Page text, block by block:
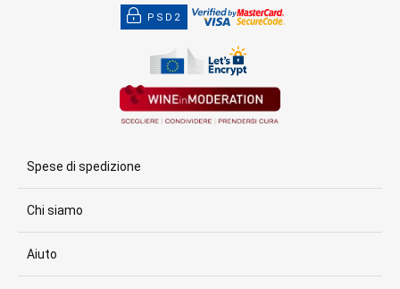
PSD2
Spese di spedizione
Chi siamo
Aiuto